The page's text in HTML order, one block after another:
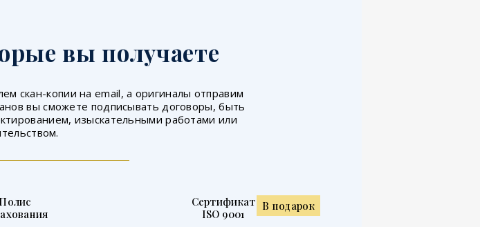
вы получаете
скан-копии на email, а оригиналы отправим
вы сможете подписывать договоры, быть
изыскательными работами или
Полис
В подарок
Сертификат
ISO 9001